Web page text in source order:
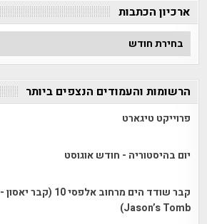
ארכיון הכתבות
ארכיון
הכתבות
הרשומות והעמודים הנצפים ביותר
פרוייקט טיגארט
יום בהיסטוריה - חודש אוגוסט
קבר שודד הים מרחוב אלפסי 10 (קבר יאסון -
Jason’s Tomb)